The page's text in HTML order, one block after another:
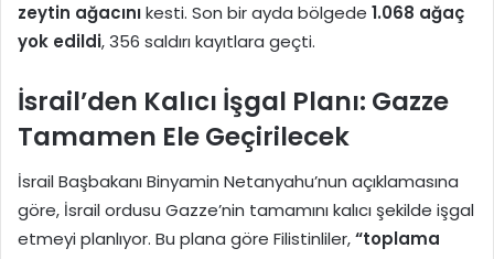
zeytin ağacınıkesti. Son bir ayda bölgede 1.068 ağaç
yok edildi, 356 saldırı kayıtlara geçti.
İsrail’den Kalıcı İşgal Planı: Gazze
Tamamen Ele Geçirilecek
İsrail Başbakanı Binyamin Netanyahu’nun açıklamasına
göre, İsrail ordusu Gazze’nin tamamını kalıcı şekilde işgal
etmeyi planlıyor. Bu plana göre Filistinliler,“toplama